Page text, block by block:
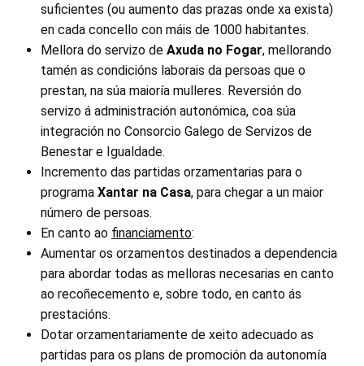
suficientes (ou aumento das prazas onde xa exista)
en cada concello con máis de 1000 habitantes.
Mellora do servizo de Axuda no Fogar, mellorando
tamén as condicións laborais da persoas que o
prestan, na súa maioría mulleres. Reversión do
servizo á administración autonómica, coa súa
integración no Consorcio Galego de Servizos de
Benestar e Igualdade.
Incremento das partidas orzamentarias para o
programa Xantar na Casa, para chegar a un maior
número de persoas.
En canto ao financiamento:
Aumentar os orzamentos destinados a dependencia
para abordar todas as melloras necesarias en canto
ao recoñecemento e, sobre todo, en canto ás
prestacións.
Dotar orzamentariamente de xeito adecuado as
partidas para os plans de promoción da autonomía